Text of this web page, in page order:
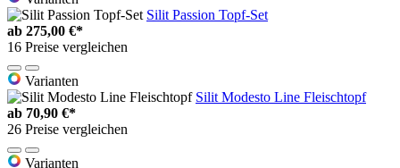
Silit Passion Topf-Set
ab 275,00 €*
16 Preise vergleichen
Varianten
Silit Modesto Line Fleischtopf
ab 70,90 €*
26 Preise vergleichen
Varianten